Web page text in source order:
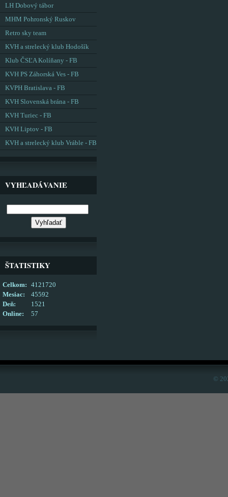
LH Dobový tábor
MHM Pohronský Ruskov
Retro sky team
KVH a strelecký klub Hodošík
Klub ČSĽA Kolíňany - FB
KVH PS Záhorská Ves - FB
KVPH Bratislava - FB
KVH Slovenská brána - FB
KVH Turiec - FB
KVH Liptov - FB
KVH a strelecký klub Vráble - FB
VYHĽADÁVANIE
ŠTATISTIKY
Online: 57
Celkom:
4121720
Mesiac:
45592
Deň:
1521
©